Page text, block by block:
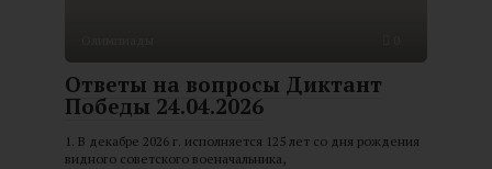
Ответы на вопросы Диктант
Победы 24.04.2026
1. В декабре 2026 г. исполняется 125 лет со дня рождения
видного советского военачальника,